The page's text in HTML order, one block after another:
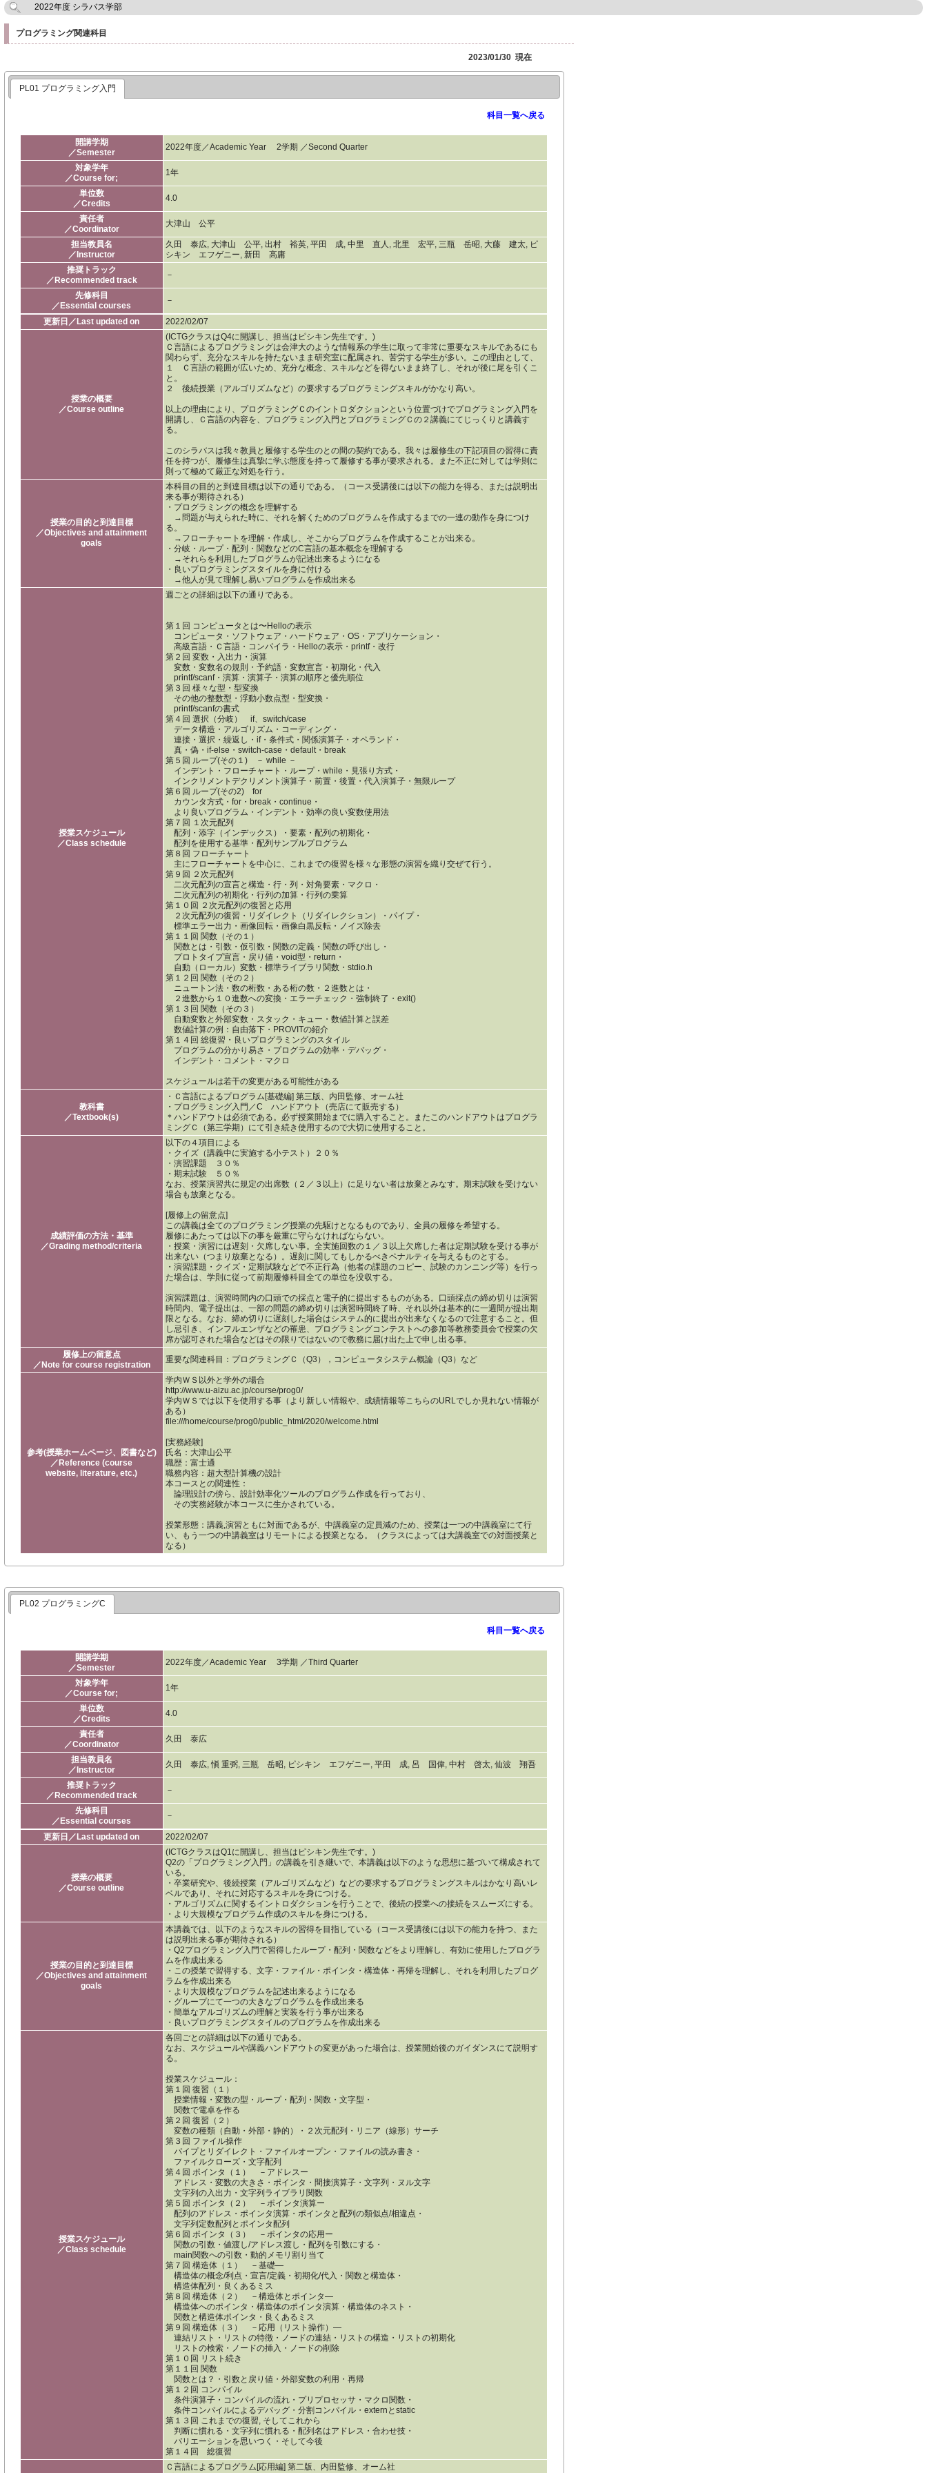
2022年度 シラバス学部
プログラミング関連科目
2023/01/30 現在
PL01 プログラミング入門
科目一覧へ戻る
開講学期
／Semester
2022年度／Academic Year 2学期 ／Second Quarter
対象学年
／Course for;
1年
単位数
／Credits
4.0
責任者
／Coordinator
大津山 公平
担当教員名
／Instructor
久田 泰広, 大津山 公平, 出村 裕英, 平田 成, 中里 直人, 北里 宏平, 三瓶 岳昭, 大藤 建太, ピ
シキン エフゲニー, 新田 高庸
推奨トラック
／Recommended track
－
先修科目
／Essential courses
－
更新日／Last updated on 2022/02/07
授業の概要
／Course outline
(ICTGクラスはQ4に開講し、担当はピシキン先生です。)
Ｃ言語によるプログラミングは会津大のような情報系の学生に取って非常に重要なスキルであるにも
関わらず、充分なスキルを持たないまま研究室に配属され、苦労する学生が多い。この理由として、
１ Ｃ言語の範囲が広いため、充分な概念、スキルなどを得ないまま終了し、それが後に尾を引くこ
と。
２ 後続授業（アルゴリズムなど）の要求するプログラミングスキルがかなり高い。
以上の理由により、プログラミングＣのイントロダクションという位置づけでプログラミング入門を
開講し、Ｃ言語の内容を、プログラミング入門とプログラミングＣの２講義にてじっくりと講義す
る。
このシラバスは我々教員と履修する学生のとの間の契約である。我々は履修生の下記項目の習得に責
任を持つが、履修生は真摯に学ぶ態度を持って履修する事が要求される。また不正に対しては学則に
則って極めて厳正な対処を行う。
授業の目的と到達目標
／Objectives and attainment
goals
本科目の目的と到達目標は以下の通りである。（コース受講後には以下の能力を得る、または説明出
来る事が期待される）
・プログラミングの概念を理解する
→問題が与えられた時に、それを解くためのプログラムを作成するまでの一連の動作を身につけ
る。
→フローチャートを理解・作成し、そこからプログラムを作成することが出来る。
・分岐・ループ・配列・関数などのC言語の基本概念を理解する
→それらを利用したプログラムが記述出来るようになる
・良いプログラミングスタイルを身に付ける
→他人が見て理解し易いプログラムを作成出来る
授業スケジュール
／Class schedule
週ごとの詳細は以下の通りである。
第１回 コンピュータとは〜Helloの表示
コンピュータ・ソフトウェア・ハードウェア・OS・アプリケーション・
高級言語・Ｃ言語・コンパイラ・Helloの表示・printf・改行
第２回 変数・入出力・演算
変数・変数名の規則・予約語・変数宣言・初期化・代入
printf/scanf・演算・演算子・演算の順序と優先順位
第３回 様々な型・型変換
その他の整数型・浮動小数点型・型変換・
printf/scanfの書式
第４回 選択（分岐） if、switch/case
データ構造・アルゴリズム・コーディング・
連接・選択・繰返し・if・条件式・関係演算子・オペランド・
真・偽・if-else・switch-case・default・break
第５回 ループ(その１) － while －
インデント・フローチャート・ループ・while・見張り方式・
インクリメントデクリメント演算子・前置・後置・代入演算子・無限ループ
第６回 ループ(その2) for
カウンタ方式・for・break・continue・
より良いプログラム・インデント・効率の良い変数使用法
第７回 １次元配列
配列・添字（インデックス）・要素・配列の初期化・
配列を使用する基準・配列サンプルプログラム
第８回 フローチャート
主にフローチャートを中心に、これまでの復習を様々な形態の演習を織り交ぜて行う。
第９回 ２次元配列
二次元配列の宣言と構造・行・列・対角要素・マクロ・
二次元配列の初期化・行列の加算・行列の乗算
第１０回 ２次元配列の復習と応用
２次元配列の復習・リダイレクト（リダイレクション）・パイプ・
標準エラー出力・画像回転・画像白黒反転・ノイズ除去
第１１回 関数（その１）
関数とは・引数・仮引数・関数の定義・関数の呼び出し・
プロトタイプ宣言・戻り値・void型・return・
自動（ローカル）変数・標準ライブラリ関数・stdio.h
第１２回 関数（その２）
ニュートン法・数の桁数・ある桁の数・２進数とは・
２進数から１０進数への変換・エラーチェック・強制終了・exit()
第１３回 関数（その３）
自動変数と外部変数・スタック・キュー・数値計算と誤差
数値計算の例：自由落下・PROVITの紹介
第１４回 総復習・良いプログラミングのスタイル
プログラムの分かり易さ・プログラムの効率・デバッグ・
インデント・コメント・マクロ
スケジュールは若干の変更がある可能性がある
教科書
／Textbook(s)
・Ｃ言語によるプログラム[基礎編] 第三版、内田監修、オーム社
・プログラミング入門／C ハンドアウト（売店にて販売する）
＊ハンドアウトは必須である。必ず授業開始までに購入すること。またこのハンドアウトはプログラ
ミングＣ（第三学期）にて引き続き使用するので大切に使用すること。
成績評価の方法・基準
／Grading method/criteria
以下の４項目による
・クイズ（講義中に実施する小テスト）２０％
・演習課題 ３０％
・期末試験 ５０％
なお、授業演習共に規定の出席数（２／３以上）に足りない者は放棄とみなす。期末試験を受けない
場合も放棄となる。
[履修上の留意点]
この講義は全てのプログラミング授業の先駆けとなるものであり、全員の履修を希望する。
履修にあたっては以下の事を厳重に守らなければならない。
・授業・演習には遅刻・欠席しない事。全実施回数の１／３以上欠席した者は定期試験を受ける事が
出来ない（つまり放棄となる）。遅刻に関してもしかるべきペナルティを与えるものとする。
・演習課題・クイズ・定期試験などで不正行為（他者の課題のコピー、試験のカンニング等）を行っ
た場合は、学則に従って前期履修科目全ての単位を没収する。
演習課題は、演習時間内の口頭での採点と電子的に提出するものがある。口頭採点の締め切りは演習
時間内、電子提出は、一部の問題の締め切りは演習時間終了時、それ以外は基本的に一週間が提出期
限となる。なお、締め切りに遅刻した場合はシステム的に提出が出来なくなるので注意すること。但
し忌引き、インフルエンザなどの罹患、プログラミングコンテストへの参加等教務委員会で授業の欠
席が認可された場合などはその限りではないので教務に届け出た上で申し出る事。
履修上の留意点
／Note for course registration
重要な関連科目：プログラミングＣ（Q3），コンピュータシステム概論（Q3）など
参考(授業ホームページ、図書など)
／Reference (course
website, literature, etc.)
学内ＷＳ以外と学外の場合
http://www.u-aizu.ac.jp/course/prog0/
学内ＷＳでは以下を使用する事（より新しい情報や、成績情報等こちらのURLでしか見れない情報が
ある）
file:///home/course/prog0/public_html/2020/welcome.html
[実務経験]
氏名：大津山公平
職歴：富士通
職務内容：超大型計算機の設計
本コースとの関連性：
論理設計の傍ら、設計効率化ツールのプログラム作成を行っており、
その実務経験が本コースに生かされている。
授業形態：講義,演習ともに対面であるが、中講義室の定員減のため、授業は一つの中講義室にて行
い、もう一つの中講義室はリモートによる授業となる。（クラスによっては大講義室での対面授業と
なる）
PL02 プログラミングC
科目一覧へ戻る
開講学期
／Semester
2022年度／Academic Year 3学期 ／Third Quarter
対象学年
／Course for;
1年
単位数
／Credits
4.0
責任者
／Coordinator
久田 泰広
担当教員名
／Instructor
久田 泰広, 愼 重弼, 三瓶 岳昭, ピシキン エフゲニー, 平田 成, 呂 国偉, 中村 啓太, 仙波 翔吾
推奨トラック
／Recommended track
－
先修科目
／Essential courses
－
更新日／Last updated on 2022/02/07
授業の概要
／Course outline
(ICTGクラスはQ1に開講し、担当はピシキン先生です。)
Q2の「プログラミング入門」の講義を引き継いで、本講義は以下のような思想に基づいて構成されて
いる。
・卒業研究や、後続授業（アルゴリズムなど）などの要求するプログラミングスキルはかなり高いレ
ベルであり、それに対応するスキルを身につける。
・アルゴリズムに関するイントロダクションを行うことで、後続の授業への接続をスムーズにする。
・より大規模なプログラム作成のスキルを身につける。
授業の目的と到達目標
／Objectives and attainment
goals
本講義では、以下のようなスキルの習得を目指している（コース受講後には以下の能力を持つ、また
は説明出来る事が期待される）
・Q2プログラミング入門で習得したループ・配列・関数などをより理解し、有効に使用したプログラ
ムを作成出来る
・この授業で習得する、文字・ファイル・ポインタ・構造体・再帰を理解し、それを利用したプログ
ラムを作成出来る
・より大規模なプログラムを記述出来るようになる
・グループにて一つの大きなプログラムを作成出来る
・簡単なアルゴリズムの理解と実装を行う事が出来る
・良いプログラミングスタイルのプログラムを作成出来る
授業スケジュール
／Class schedule
各回ごとの詳細は以下の通りである。
なお、スケジュールや講義ハンドアウトの変更があった場合は、授業開始後のガイダンスにて説明す
る。
授業スケジュール：
第１回 復習（１）
授業情報・変数の型・ループ・配列・関数・文字型・
関数で電卓を作る
第２回 復習（２）
変数の種類（自動・外部・静的）・２次元配列・リニア（線形）サーチ
第３回 ファイル操作
パイプとリダイレクト・ファイルオープン・ファイルの読み書き・
ファイルクローズ・文字配列
第４回 ポインタ（１） －アドレスー
アドレス・変数の大きさ・ポインタ・間接演算子・文字列・ヌル文字
文字列の入出力・文字列ライブラリ関数
第５回 ポインタ（２） －ポインタ演算ー
配列のアドレス・ポインタ演算・ポインタと配列の類似点/相違点・
文字列定数配列とポインタ配列
第６回 ポインタ（３） －ポインタの応用ー
関数の引数・値渡し/アドレス渡し・配列を引数にする・
main関数への引数・動的メモリ割り当て
第７回 構造体（１） －基礎―
構造体の概念/利点・宣言/定義・初期化/代入・関数と構造体・
構造体配列・良くあるミス
第８回 構造体（２） －構造体とポインタ―
構造体へのポインタ・構造体のポインタ演算・構造体のネスト・
関数と構造体ポインタ・良くあるミス
第９回 構造体（３） －応用（リスト操作）―
連結リスト・リストの特徴・ノードの連結・リストの構造・リストの初期化
リストの検索・ノードの挿入・ノードの削除
第１０回 リスト続き
第１１回 関数
関数とは？・引数と戻り値・外部変数の利用・再帰
第１２回 コンパイル
条件演算子・コンパイルの流れ・プリプロセッサ・マクロ関数・
条件コンパイルによるデバッグ・分割コンパイル・externとstatic
第１３回 これまでの復習, そしてこれから
判断に慣れる・文字列に慣れる・配列名はアドレス・合わせ技・
バリエーションを思いつく・そして今後
第１４回 総復習
Ｃ言語によるプログラム[応用編] 第二版、内田監修、オーム社